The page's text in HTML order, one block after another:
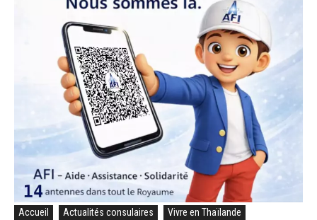
Accueil Actualités consulaires Vivre en Thaïlande